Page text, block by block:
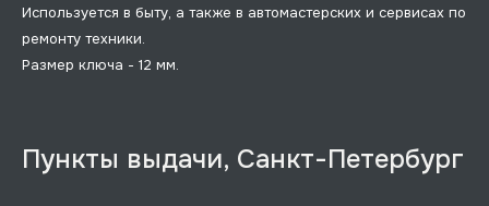
Используется в быту, а также в автомастерских и сервисах по
ремонту техники.
Размер ключа - 12 мм.
Пункты выдачи, Санкт-Петербург